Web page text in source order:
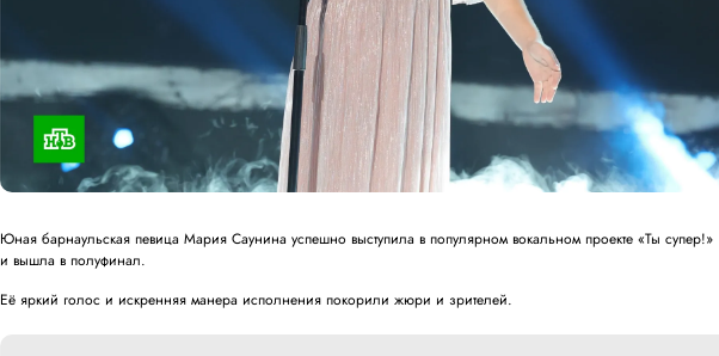
Юная барнаульская певица Мария Саунина успешно выступила в популярном вокальном проекте «Ты супер!»
и вышла в полуфинал.
Её яркий голос и искренняя манера исполнения покорили жюри и зрителей.